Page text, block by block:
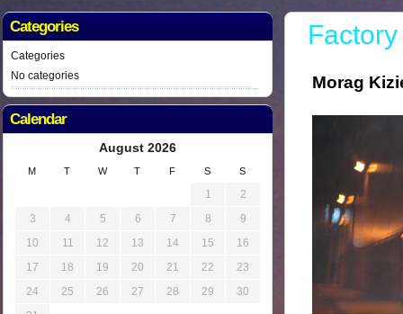
Morag
Categories
Categories
No categories
Calendar
August 2026
M T W T F S S
1
2
3
4 5 6 7 8
9
10
11 12 13 14 15
16
17
18 19 20 21 22
23
24
25 26 27 28 29
30